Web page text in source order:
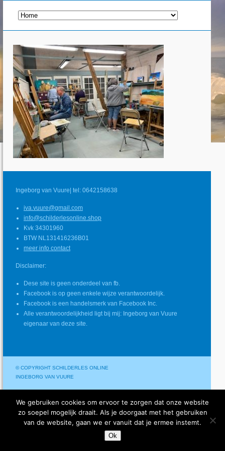
Ingeborg van Vuure| tel: 0642158638
iva.vuure@gmail.com
info@schilderlesonline.shop
Kvk 34301960
BTW NL131416236B01
meer info contact
Disclaimer:
Dese site is geen onderdeel van fb.
Facebook is op geen enkele wijze verantwoordelijk.
Facebook is een handelsmerk van Facebook Inc.
Alle verantwoordelijkheid ligt bij mij: Ingeborg van Vuure
eigenaar van deze site.
© COPYRIGHT SCHILDERLES ONLINE
INGEBORG VAN VUURE
We gebruiken cookies om ervoor te zorgen dat onze website
zo soepel mogelijk draait. Als je doorgaat met het gebruiken
van de website, gaan we er vanuit dat je ermee instemt.
Ok